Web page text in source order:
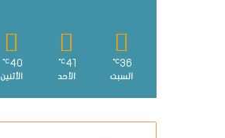
36
℃
السبت
41
℃
الأحد
40
℃
الأثنين